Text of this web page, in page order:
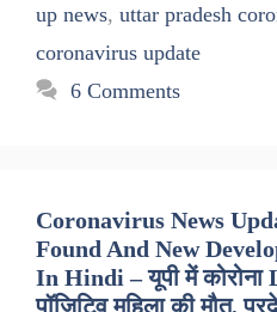
up news, uttar pradesh
coronavirus update
6 Comments
Coronavirus News
Found And New
In Hindi – यूपी में
पॉजिटिव महिला की मौत,